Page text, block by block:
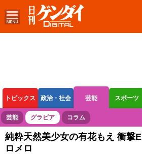
トピックス 政治・社会 芸能 スポーツ
ボートレース 競輪 オートレース
芸能 グラビア コラム
純粋天然美少女の有花もえ 衝撃
ロメロ